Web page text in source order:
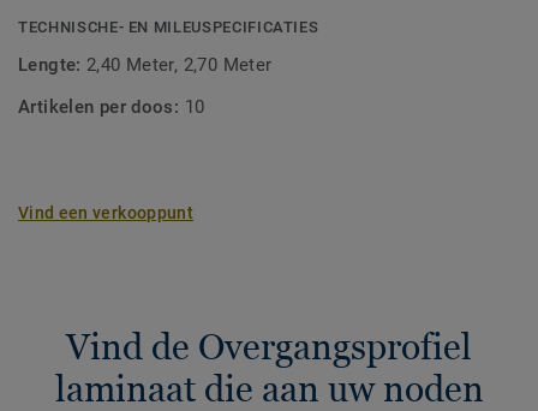
TECHNISCHE- EN MILEUSPECIFICATIES
Lengte: 2,40 Meter, 2,70 Meter
Artikelen per doos: 10
Vind een verkooppunt
Vind de Overgangsprofiel
laminaat die aan uw noden